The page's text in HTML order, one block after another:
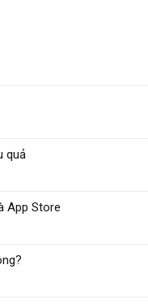
quả
App Store